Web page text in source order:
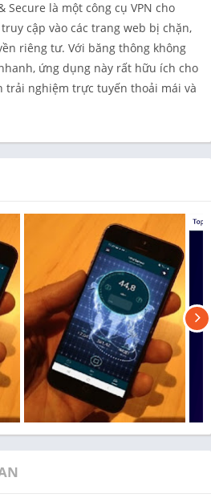
Secure là một công cụ VPN cho
cập vào các trang web bị chặn,
riêng tư. Với băng thông không
ứng dụng này rất hữu ích cho
trải nghiệm trực tuyến thoải mái và